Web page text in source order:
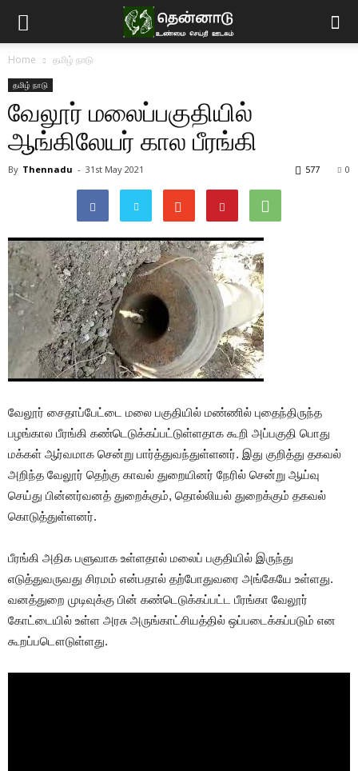
Home தமிழ் நாடு
தமிழ் நாடு
வேலூர் மலைப்பகுதியில்
ஆங்கிலேயர் கால பீரங்கி
By Thennadu - 31st May 2021 0
577
வேலூர் சைதாப்பேட்டை மலை பகுதியில் மண்ணில் புதைந்திருந்த
பழங்கால பீரங்கி கண்டெடுக்கப்பட்டுள்ளதாக கூறி அப்பகுதி பொது
மக்கள் ஆர்வமாக சென்று பார்த்துவந்துள்ளனர். இது குறித்து தகவல்
அறிந்த வேலூர் தெற்கு காவல் துறையினர் நேரில் சென்று ஆய்வு
செய்து பின்னர்வனத் துறைக்கும், தொல்லியல் துறைக்கும் தகவல்
கொடுத்துள்ளனர்.
பீரங்கி அதிக பளுவாக உள்ளதால் மலைப் பகுதியில் இருந்து
எடுத்துவருவது சிரமம் என்பதால் தற்போதுவரை அங்கேயே உள்ளது.
வனத்துறை முடிவுக்கு பின் கண்டெடுக்கப்பட்ட பீரங்கா வேலூர்
கோட்டையில் உள்ள அரசு அருங்காட்சியத்தில் ஒப்படைக்கப்படும் என
கூறப்படௌடுள்ளது.